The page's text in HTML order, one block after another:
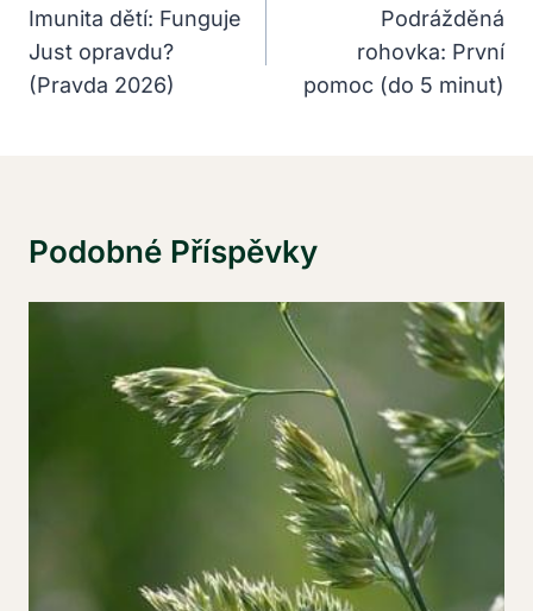
Pro
Příspěvek
Imunita dětí: Funguje
Just opravdu?
(Pravda 2026)
Podrážděná
rohovka: První
pomoc (do 5 minut)
Podobné Příspěvky